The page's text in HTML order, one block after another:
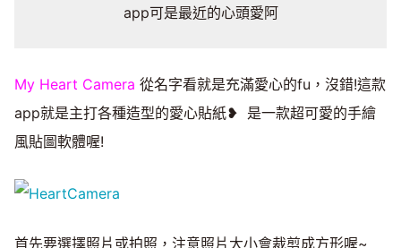
app可是最近的心頭愛阿
My Heart Camera 從名字看就是充滿愛心的fu，沒錯!這款
app就是主打各種造型的愛心貼紙❥ 是一款超可愛的手繪
風貼圖軟體喔!
首先要選擇照片或拍照，注意照片大小會裁剪成方形喔~